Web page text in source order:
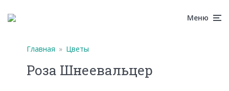
Меню
Главная » Цветы
Роза Шнеевальцер